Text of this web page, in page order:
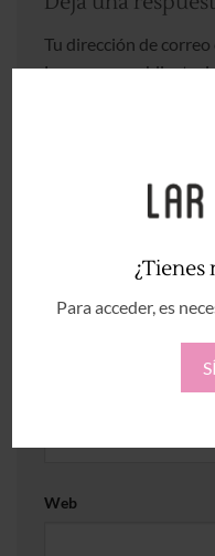
¿Tienes
Para acceder, es
Tu dirección de
Los campos
Nombre
Web